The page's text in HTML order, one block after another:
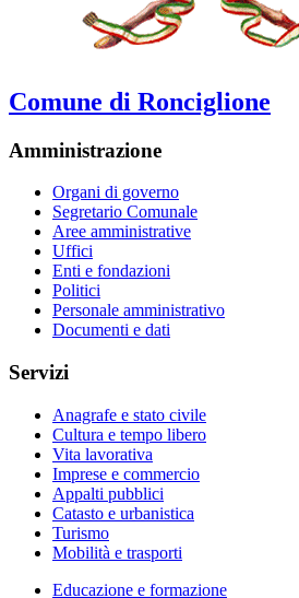
Comune di Ronciglione
Amministrazione
Organi di governo
Segretario Comunale
Aree amministrative
Uffici
Enti e fondazioni
Politici
Personale amministrativo
Documenti e dati
Servizi
Anagrafe e stato civile
Cultura e tempo libero
Vita lavorativa
Imprese e commercio
Appalti pubblici
Catasto e urbanistica
Turismo
Mobilità e trasporti
Educazione e formazione